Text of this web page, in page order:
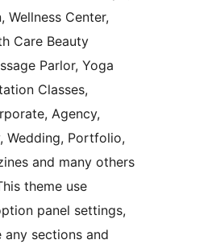
Wellness Center,
Care Beauty
Parlor, Yoga
Classes,
Agency,
Wedding, Portfolio,
and many others
theme use
panel settings,
sections and